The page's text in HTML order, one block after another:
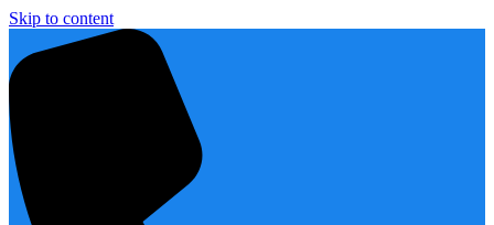
Skip to content